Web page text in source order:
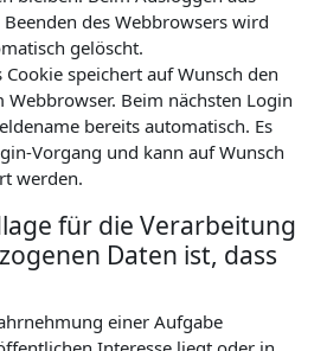
des Webbrowsers wird
gelöscht.
Cookie speichert auf Wunsch den
Webbrowser. Beim nächsten Login
bereits automatisch. Es
Vorgang und kann auf Wunsch
werden.
für die Verarbeitung
Daten ist, dass
einer Aufgabe